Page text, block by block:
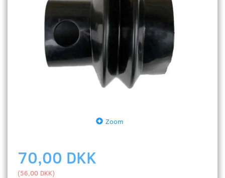
Zoom
70,00 DKK
(56,00 DKK)